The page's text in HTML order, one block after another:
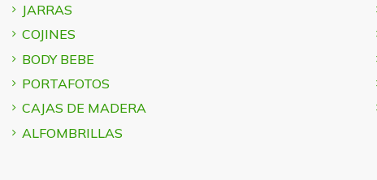
JARRAS
COJINES
BODY BEBE
PORTAFOTOS
CAJAS DE MADERA
ALFOMBRILLAS